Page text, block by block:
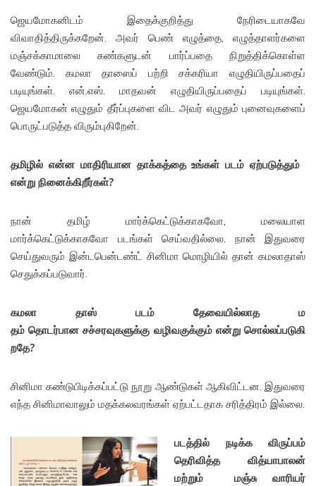
ஜெயமோகனிடம் இதைக்குறித்து நேரிடையாகவே
விவாதித்திருக்கறேன். அவர் பெண் எழுத்தை, எழுத்தாளர்களை
மஞ்சக்காமாலை கண்களுடன் பார்ப்பதை நிறுத்திக்கொள்ள
வேண்டும். கமலா தாஸைப் பற்றி சக்கரியா எழுதியிருப்பதைப்
படியுங்கள். என்.எஸ். மாதவன் எழுதியிருப்பதைப் படியுங்கள்.
ஜெயமோகன் எழுதும் தீர்ப்புகளை விட அவர் எழுதும் புனைவுகளைப்
பொருட்படுத்த விரும்புகிறேன்.
தமிழில் என்ன மாதிரியான தாக்கத்தை உங்கள் படம் ஏற்படுத்தும்
என்று நினைக்கிறீர்கள்?
நான் தமிழ் மார்க்கெட்டுக்காகவோ, மலையாள
மார்க்கெட்டுக்காகவோ படங்கள் செய்வதில்லை. நான் இதுவரை
செய்துவரும் இன்டபென்டண்ட் சினிமா மொழியில் தான் கமலாதாஸ்
செதுக்கப்படுவார்.
கமலா தாஸ் படம் தேவையில்லாத ம
தம் தொடர்பான சச்சரவுகளுக்கு வழிவகுக்கும் என்று சொல்லப்படுகி
றதே?
சினிமா கண்டுபிடிக்கப்பட்டு நூறு ஆண்டுகள் ஆகிவிட்டன. இதுவரை
எந்த சினிமாவாலும் மதக்கலவரங்கள் ஏற்பட்டதாக சரித்திரம் இல்லை.
படத்தில் நடிக்க விருப்பம்
தெரிவித்த வித்யாபாலன்
மற்றும் மஞ்சு வாரியர்